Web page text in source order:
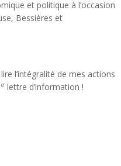
et politique à l’occasion
Bessières et
l’intégralité de mes actions
lettre d’information !